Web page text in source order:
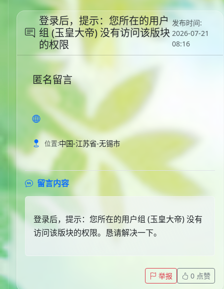
登录后，提示：您所在的用户
组 (玉皇大帝) 没有访问该版块
的权限
发布时间:
2026-07-21
08:16
匿名留言
位置:中国-江苏省-无锡市
留言内容
登录后，提示：您所在的用户组 (玉皇大帝) 没有
访问该版块的权限。恳请解决一下。
举报 0 点赞